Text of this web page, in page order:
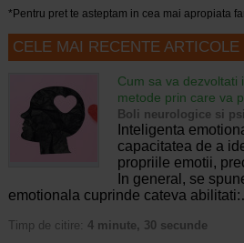
*Pentru pret te asteptam in cea mai apropiata
CELE MAI RECENTE ARTICOLE
Cum sa va dezvoltati
metode prin care va
Boli neurologice si
Inteligenta
capacitatea de a
propriile emotii,
In general, se
emotionala cuprinde cateva
Timp de citire: 4 minute, 30 secunde